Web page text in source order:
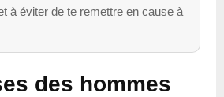
à éviter de te remettre en cause à
des hommes